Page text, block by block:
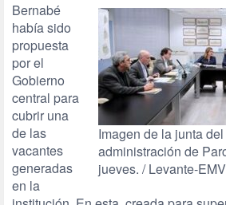
Imagen de la junta
administración de
jueves. / Levante-EMV
Bernabé
había sido
propuesta
por el
Gobierno
central para
cubrir una
de las
vacantes
generadas
en la